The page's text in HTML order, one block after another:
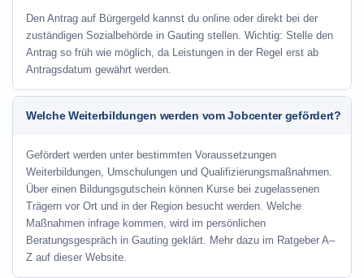
Den Antrag auf Bürgergeld kannst du online oder direkt bei der
zuständigen Sozialbehörde in Gauting stellen. Wichtig: Stelle den
Antrag so früh wie möglich, da Leistungen in der Regel erst ab
Antragsdatum gewährt werden.
Welche Weiterbildungen werden vom Jobcenter gefördert?
Gefördert werden unter bestimmten Voraussetzungen
Weiterbildungen, Umschulungen und Qualifizierungsmaßnahmen.
Über einen Bildungsgutschein können Kurse bei zugelassenen
Trägern vor Ort und in der Region besucht werden. Welche
Maßnahmen infrage kommen, wird im persönlichen
Beratungsgespräch in Gauting geklärt. Mehr dazu im Ratgeber A–
Z auf dieser Website.